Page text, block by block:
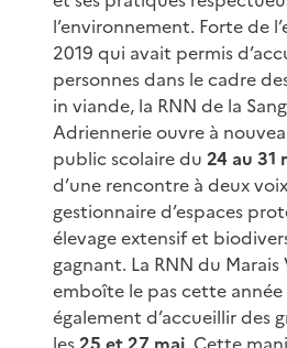
l’environnement. Forte de
2019 qui avait permis
personnes dans le cadre
in viande, la RNN de la
Adriennerie ouvre à
public scolaire du 24 au 31
d’une rencontre à deux
gestionnaire d’espaces
élevage extensif et
gagnant. La RNN du Marais
emboîte le pas cette
également d’accueillir des